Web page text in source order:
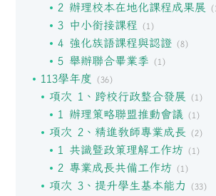
2 辦理校本在地化課程成果展
3 中小銜接課程 (1)
4 強化族語課程與認證(8)
5 舉辦聯合畢業季 (1)
113學年度 (36)
項次 1、跨校行政整合發展 (1)
1 辦理策略聯盟推動會議(1)
項次 2、精進教師專業成長 (2)
1 共識暨政策理解工作坊 (1)
2 專業成長共備工作坊 (1)
項次 3、提升學生基本能力 (33)